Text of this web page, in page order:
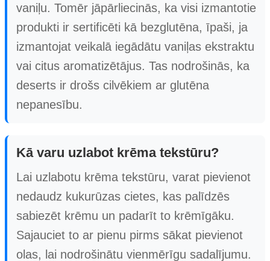
vaniļu. Tomēr jāpārliecinās, ka visi izmantotie
produkti ir sertificēti kā bezglutēna, īpaši, ja
izmantojat veikalā iegādātu vaniļas ekstraktu
vai citus aromatizētājus. Tas nodrošinās, ka
deserts ir drošs cilvēkiem ar glutēna
nepanesību.
Kā varu uzlabot krēma tekstūru?
Lai uzlabotu krēma tekstūru, varat pievienot
nedaudz kukurūzas cietes, kas palīdzēs
sabiezēt krēmu un padarīt to krēmīgāku.
Sajauciet to ar pienu pirms sākat pievienot
olas, lai nodrošinātu vienmērīgu sadalījumu.